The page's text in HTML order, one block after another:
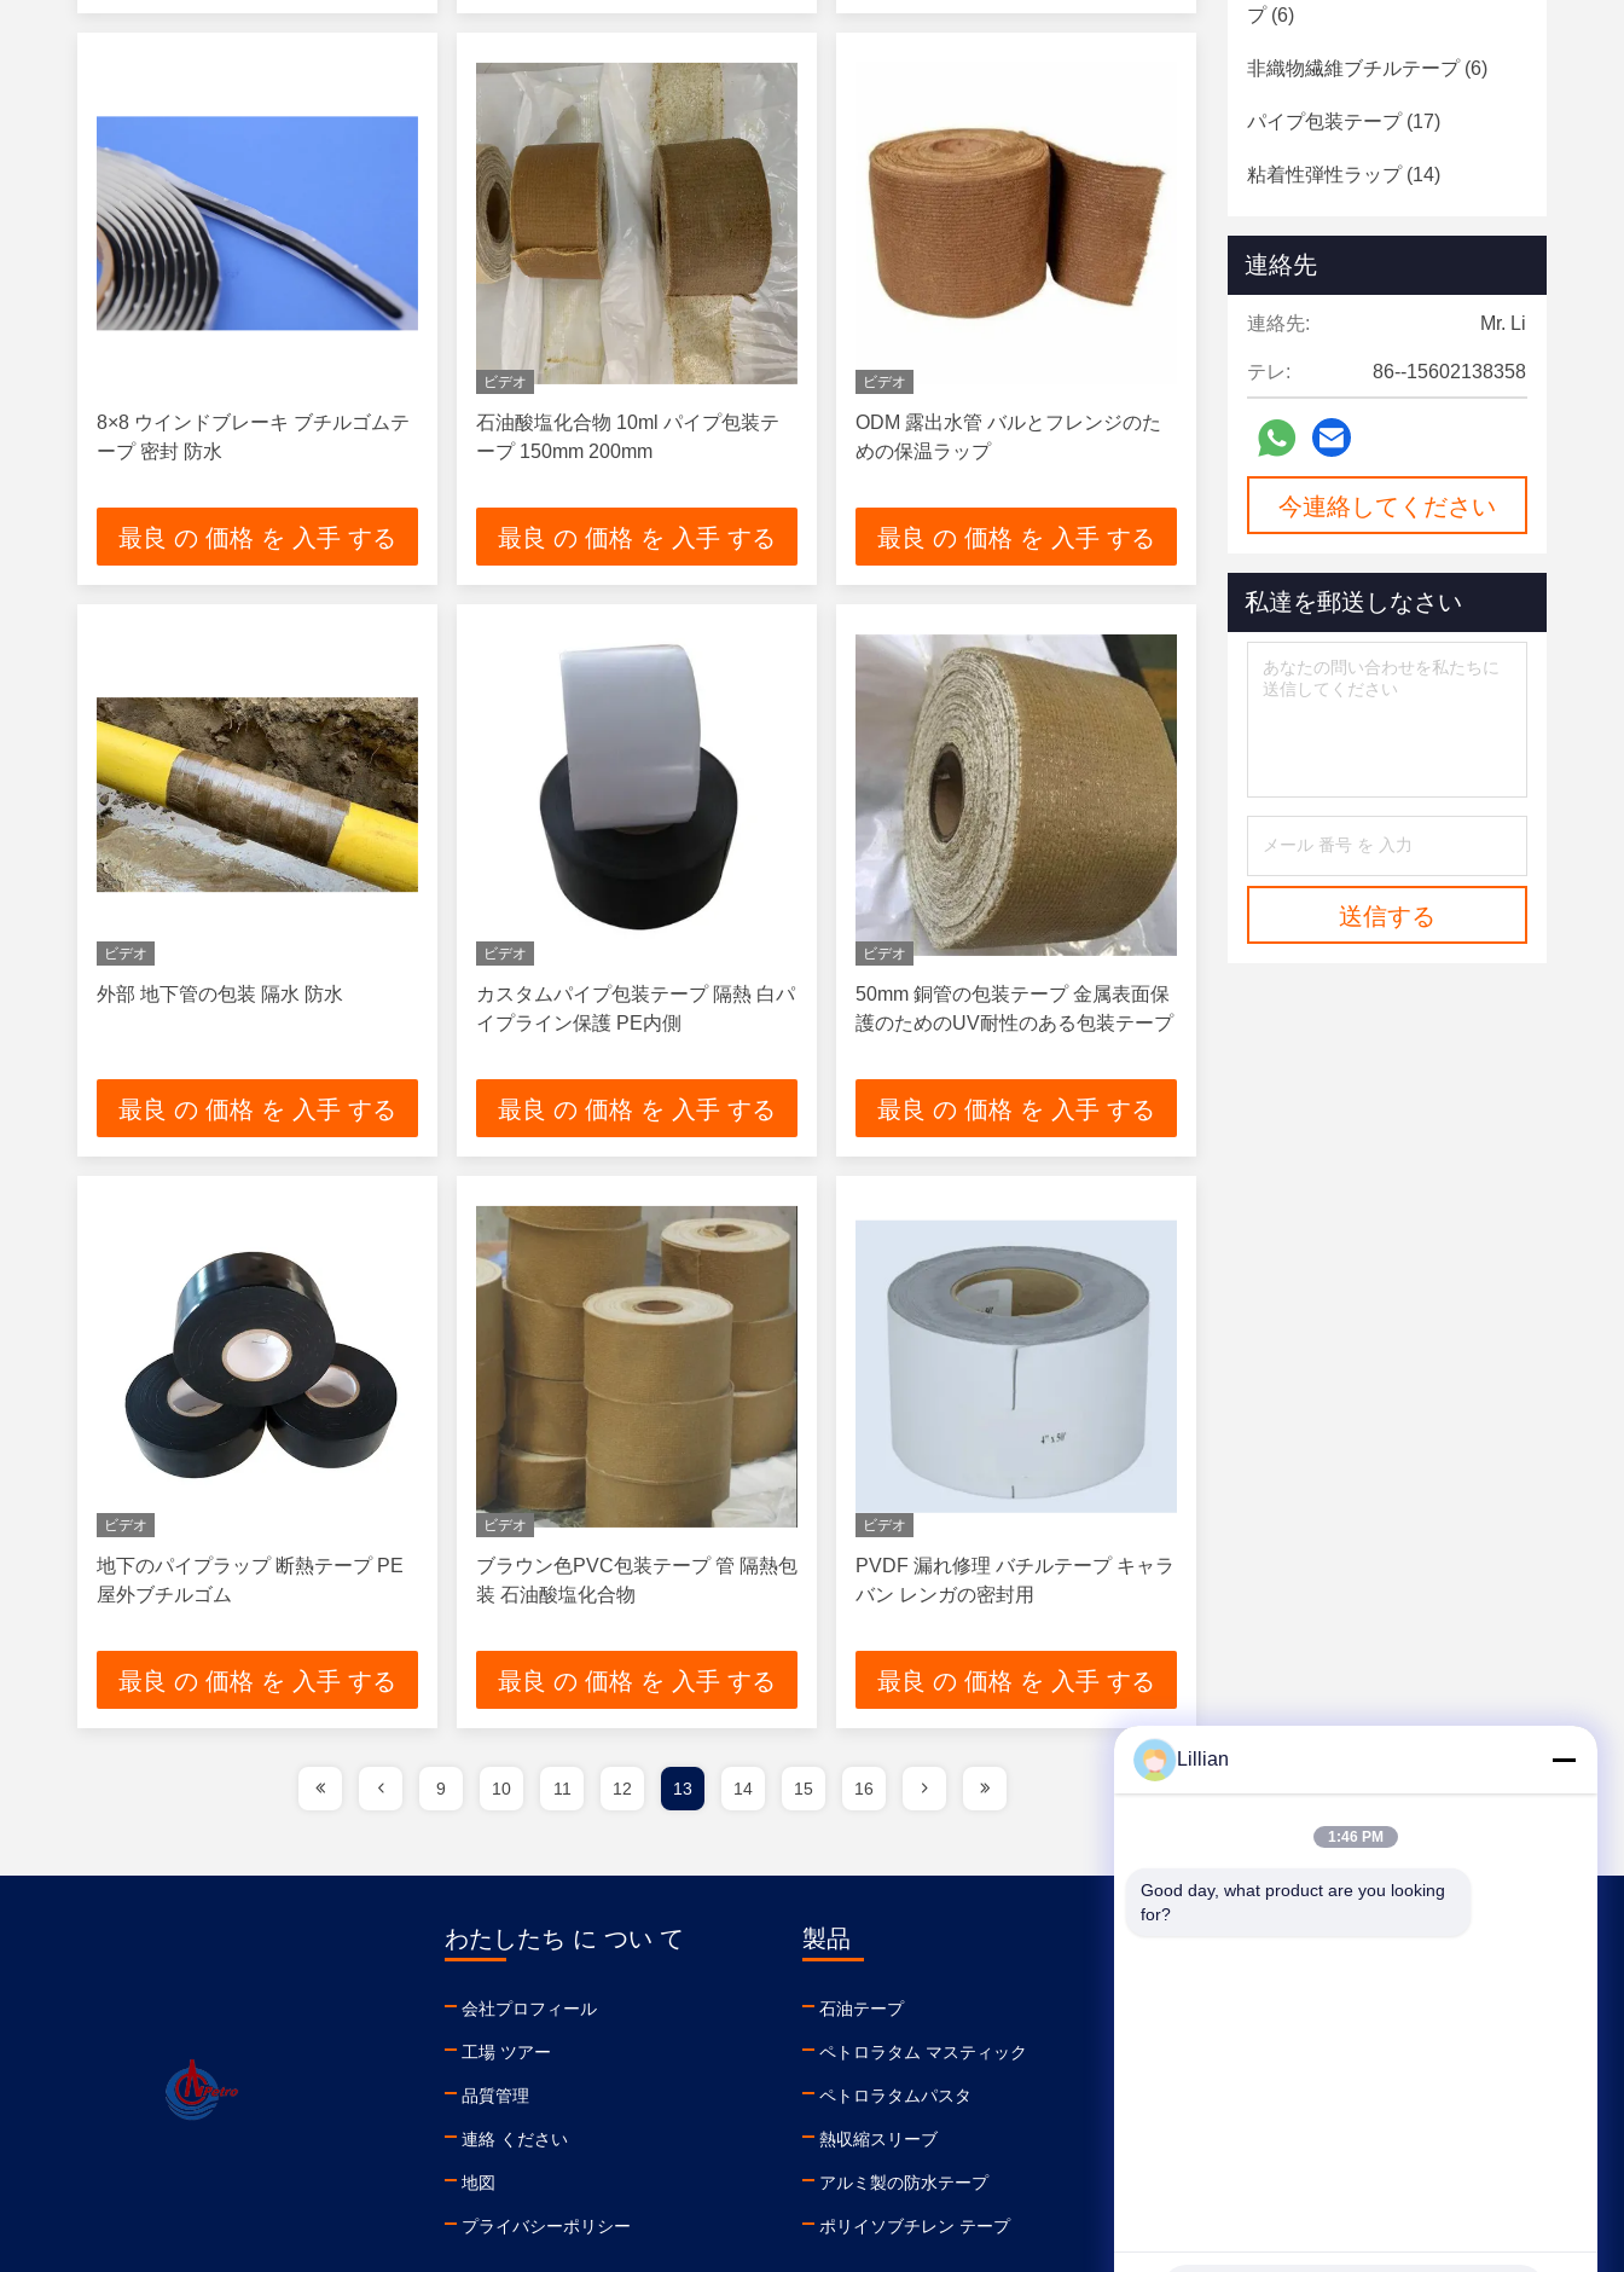
8×8 ウインドブレーキ ブチルゴムテ
ープ 密封 防水
最良 の 価格 を 入手 する
ビデオ
石油酸塩化合物 10ml パイプ包装テ
ープ 150mm 200mm
最良 の 価格 を 入手 する
ビデオ
ODM 露出水管 バルとフレンジのた
めの保温ラップ
最良 の 価格 を 入手 する
ビデオ
外部 地下管の包装 隔水 防水
最良 の 価格 を 入手 する
ビデオ
カスタムパイプ包装テープ 隔熱 白パ
イプライン保護 PE内側
最良 の 価格 を 入手 する
ビデオ
50mm 銅管の包装テープ 金属表面保
護のためのUV耐性のある包装テープ
最良 の 価格 を 入手 する
ビデオ
地下のパイプラップ 断熱テープ PE
屋外ブチルゴム
最良 の 価格 を 入手 する
ビデオ
ブラウン色PVC包装テープ 管 隔熱包
装 石油酸塩化合物
最良 の 価格 を 入手 する
ビデオ
PVDF 漏れ修理 バチルテープ キャラ
バン レンガの密封用
最良 の 価格 を 入手 する
プ(6)
非織物繊維ブチルテープ(6)
パイプ包装テープ(17)
粘着性弾性ラップ(14)
連絡先
連絡先: Mr. Li
テレ: 86--15602138358
今連絡してください
私達を郵送しなさい
送信する
9 10 11 12 13 14 15 16
わたしたち に つい て
会社プロフィール
工場 ツアー
品質管理
連絡 ください
地図
プライバシーポリシー
製品
石油テープ
ペトロラタム マスティック
ペトロラタムパスタ
熱収縮スリーブ
アルミ製の防水テープ
ポリイソブチレン テープ
Lillian
1:46 PM
Good day, what product are you looking
for?